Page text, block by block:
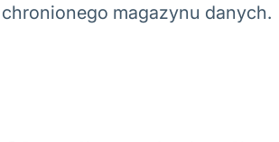
chronionego magazynu danych.